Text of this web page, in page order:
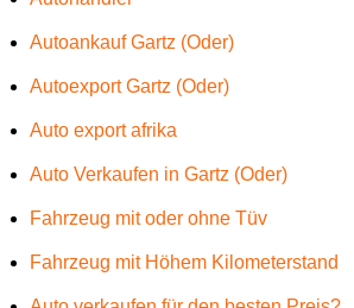
Autoankauf Gartz (Oder)
Autoexport Gartz (Oder)
Auto export afrika
Auto Verkaufen in Gartz (Oder)
Fahrzeug mit oder ohne Tüv
Fahrzeug mit Höhem Kilometerstand